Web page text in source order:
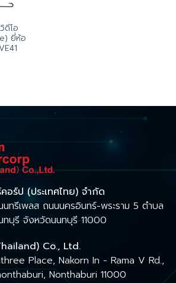
ดีโอ
ยี่ห้อ
อร์ป (ประเทศไทย) จำกัด
ทรีเพลส ถนนนครอินทร์-พระราม 5 ตำบล
ทบุรี จังหวัดนนทบุรี 11000
Co., Ltd.
Place, Nakorn In - Rama V Rd.,
Nonthaburi 11000